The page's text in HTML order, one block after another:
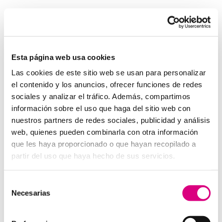
Esta página web usa cookies
Las cookies de este sitio web se usan para personalizar
el contenido y los anuncios, ofrecer funciones de redes
sociales y analizar el tráfico. Además, compartimos
información sobre el uso que haga del sitio web con
nuestros partners de redes sociales, publicidad y análisis
web, quienes pueden combinarla con otra información
que les haya proporcionado o que hayan recopilado a
partir del uso que haya hecho de sus servicios.
Necesarias
tan importante como asegurar una buena red eléctrica.
Losinterfonos IP para aerogeneradoresson una
System Network, tu operadora de telefonía
virtual en España
DesdeTelefonía Virtual Network, te invitamos a
que nos permitas estudiar tu caso particular. Aunque si
lo prefieres, puedes enviarnos un correo electrónico a
virtual@networkes.como llamarnos al900 800 806.
Tenemos más de 15 años de experiencia en
instalación de sistemas de telefonía virtual. Gracias a
su rápida integración, permite gran flexibilidad en el
virtual de centrales telefónicas virtuales dimensionadas
a las necesidades de cada cliente.